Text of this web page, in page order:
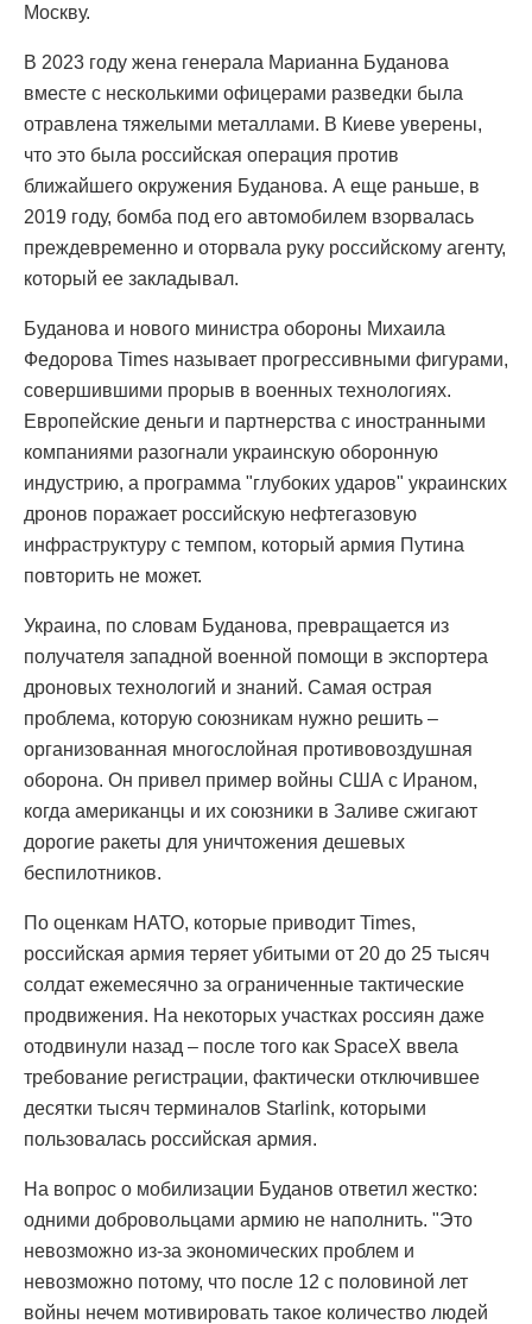
Москву.
В 2023 году жена генерала Марианна Буданова
вместе с несколькими офицерами разведки была
отравлена тяжелыми металлами. В Киеве уверены,
что это была российская операция против
ближайшего окружения Буданова. А еще раньше, в
2019 году, бомба под его автомобилем взорвалась
преждевременно и оторвала руку российскому агенту,
который ее закладывал.
Буданова и нового министра обороны Михаила
Федорова Times называет прогрессивными фигурами,
совершившими прорыв в военных технологиях.
Европейские деньги и партнерства с иностранными
компаниями разогнали украинскую оборонную
индустрию, а программа "глубоких ударов" украинских
дронов поражает российскую нефтегазовую
инфраструктуру с темпом, который армия Путина
повторить не может.
Украина, по словам Буданова, превращается из
получателя западной военной помощи в экспортера
дроновых технологий и знаний. Самая острая
проблема, которую союзникам нужно решить –
организованная многослойная противовоздушная
оборона. Он привел пример войны США с Ираном,
когда американцы и их союзники в Заливе сжигают
дорогие ракеты для уничтожения дешевых
беспилотников.
По оценкам НАТО, которые приводит Times,
российская армия теряет убитыми от 20 до 25 тысяч
солдат ежемесячно за ограниченные тактические
продвижения. На некоторых участках россиян даже
отодвинули назад – после того как SpaceX ввела
требование регистрации, фактически отключившее
десятки тысяч терминалов Starlink, которыми
пользовалась российская армия.
На вопрос о мобилизации Буданов ответил жестко:
одними добровольцами армию не наполнить. "Это
невозможно из-за экономических проблем и
невозможно потому, что после 12 с половиной лет
войны нечем мотивировать такое количество людей